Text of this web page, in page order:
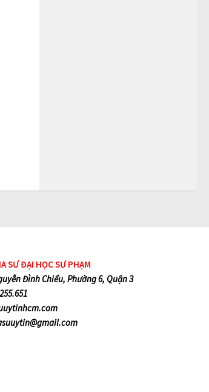
SƯ ĐẠI HỌC SƯ PHẠM
Đình Chiểu, Phường 6, Quận 3